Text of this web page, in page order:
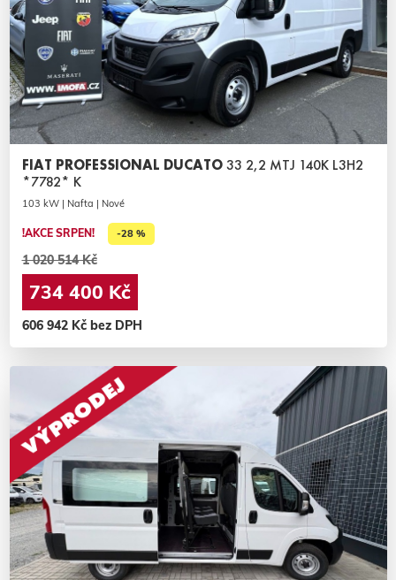
FIAT PROFESSIONAL DUCATO33 2,2 MTJ 140K L3H2
*7782* K
103 kW | Nafta | Nové
!AKCE SRPEN! -28 %
1 020 514 Kč
734 400 Kč
606 942 Kč bez DPH